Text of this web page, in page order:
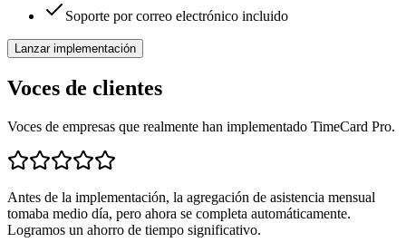
Soporte por correo electrónico incluido
Lanzar implementación
Voces de clientes
Voces de empresas que realmente han implementado TimeCard Pro.
Antes de la implementación, la agregación de asistencia mensual
tomaba medio día, pero ahora se completa automáticamente.
Logramos un ahorro de tiempo significativo.